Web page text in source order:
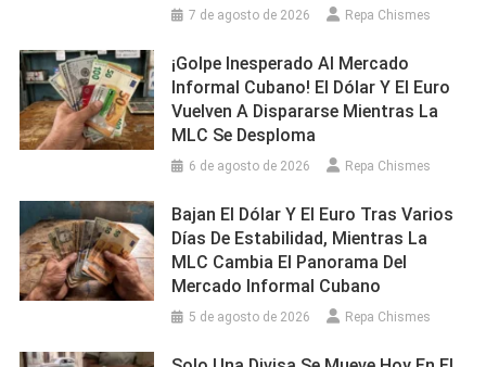
7 de agosto de 2026 Repa Chismes
¡Golpe Inesperado Al Mercado
Informal Cubano! El Dólar Y El Euro
Vuelven A Dispararse Mientras La
MLC Se Desploma
6 de agosto de 2026 Repa Chismes
Bajan El Dólar Y El Euro Tras Varios
Días De Estabilidad, Mientras La
MLC Cambia El Panorama Del
Mercado Informal Cubano
5 de agosto de 2026 Repa Chismes